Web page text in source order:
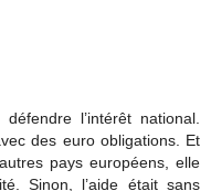
l’intérêt national.
des euro obligations. Et
pays européens, elle
Sinon, l’aide était sans